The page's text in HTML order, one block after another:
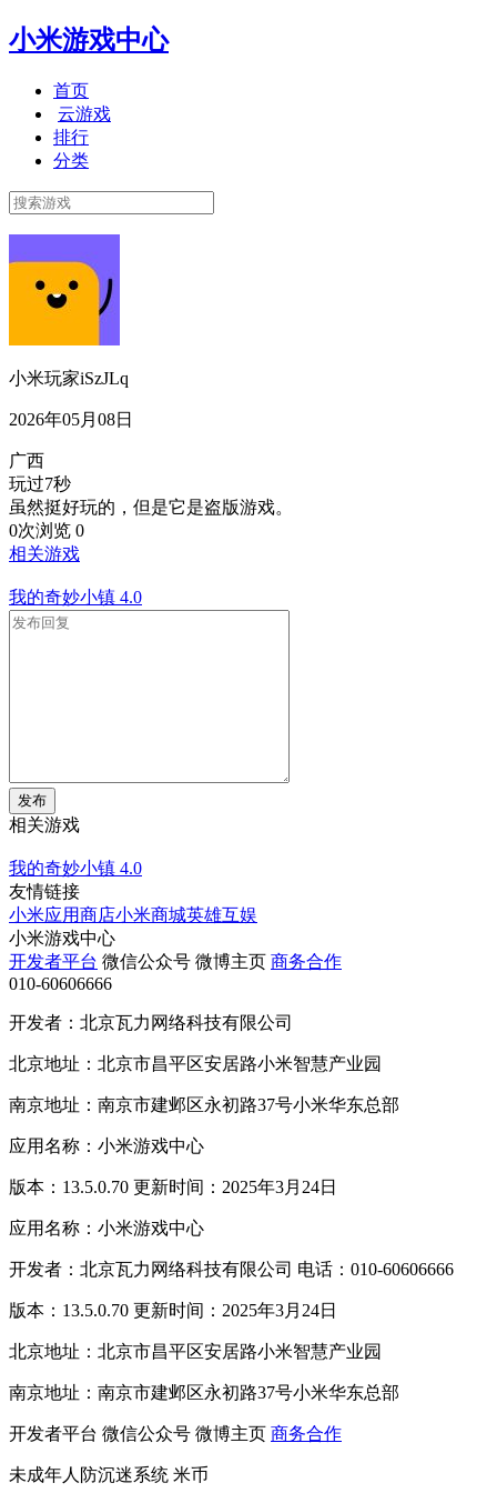
小米游戏中心
首页
云游戏
排行
分类
小米玩家iSzJLq
2026年05月08日
广西
玩过7秒
虽然挺好玩的，但是它是盗版游戏。
0次浏览 0
相关游戏
我的奇妙小镇 4.0
发布
相关游戏
我的奇妙小镇 4.0
友情链接
小米应用商店小米商城英雄互娱
小米游戏中心
开发者平台 微信公众号 微博主页 商务合作
010-60606666
开发者：北京瓦力网络科技有限公司
北京地址：北京市昌平区安居路小米智慧产业园
南京地址：南京市建邺区永初路37号小米华东总部
应用名称：小米游戏中心
版本：13.5.0.70 更新时间：2025年3月24日
应用名称：小米游戏中心
开发者：北京瓦力网络科技有限公司 电话：010-60606666
版本：13.5.0.70 更新时间：2025年3月24日
北京地址：北京市昌平区安居路小米智慧产业园
南京地址：南京市建邺区永初路37号小米华东总部
开发者平台 微信公众号 微博主页 商务合作
未成年人防沉迷系统 米币